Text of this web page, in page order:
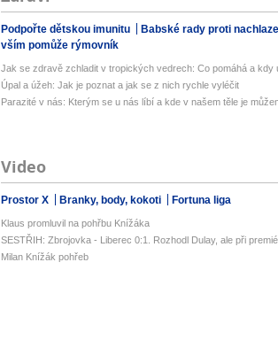
Podpořte dětskou imunitu
Babské rady proti
vším pomůže rýmovník
Jak se zdravě zchladit v tropických vedrech: Co pomáhá a kdy
Úpal a úžeh: Jak je poznat a jak se z nich rychle vyléčit
Parazité v nás: Kterým se u nás líbí a kde v našem těle je
Video
Prostor X Branky, body, kokoti Fortuna liga
Klaus promluvil na pohřbu Knížáka
SESTŘIH: Zbrojovka - Liberec 0:1. Rozhodl Dulay, ale při
Milan Knížák pohřeb